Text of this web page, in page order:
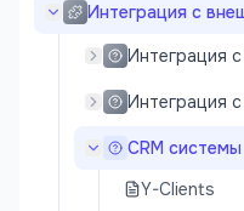
Интеграция с
Интеграция с
Интеграция
CRM системы
Y-Clients